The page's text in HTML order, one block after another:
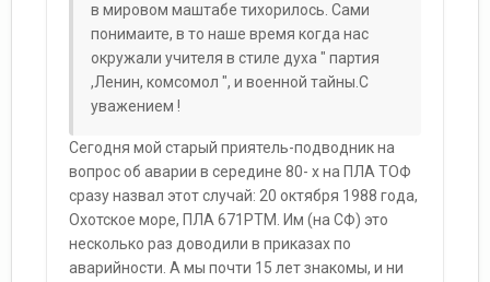
в мировом маштабе тихорилось. Сами
понимаите, в то наше время когда нас
окружали учителя в стиле духа " партия
,Ленин, комсомол ", и военной тайны.С
уважением !
Сегодня мой старый приятель-подводник на
вопрос об аварии в середине 80- х на ПЛА ТОФ
сразу назвал этот случай: 20 октября 1988 года,
Охотское море, ПЛА 671РТМ. Им (на СФ) это
несколько раз доводили в приказах по
аварийности. А мы почти 15 лет знакомы, и ни